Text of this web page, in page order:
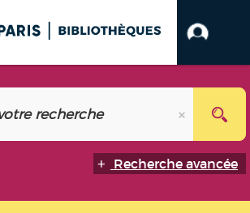
Recherche avancée